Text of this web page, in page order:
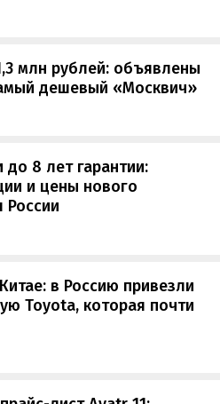
млн рублей: объявлены
дешевый «Москвич»
до 8 лет гарантии:
и цены нового
России
в Россию привезли
Toyota, которая почти